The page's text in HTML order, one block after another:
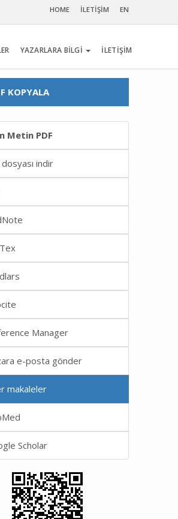
HOME İLETİŞİM EN
YAZARLARA BİLGİ İLETİŞİM
KOPYALA
Metin PDF
indir
Manager
e-posta gönder
makaleler
Scholar